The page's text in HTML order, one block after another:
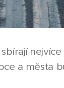
a města